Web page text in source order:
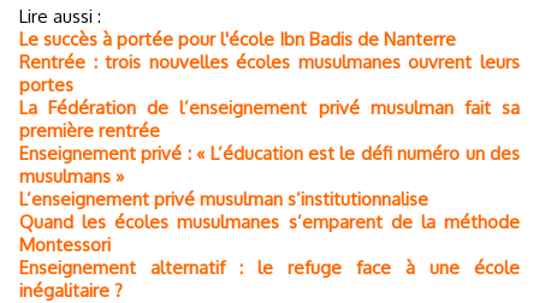
Lire aussi :
Le succès à portée pour l'école Ibn Badis de Nanterre
Rentrée : trois nouvelles écoles musulmanes ouvrent leurs
portes
La Fédération de l’enseignement privé musulman fait sa
première rentrée
Enseignement privé : « L’éducation est le défi numéro un des
musulmans »
L’enseignement privé musulman s’institutionnalise
Quand les écoles musulmanes s’emparent de la méthode
Montessori
Enseignement alternatif : le refuge face à une école
inégalitaire ?